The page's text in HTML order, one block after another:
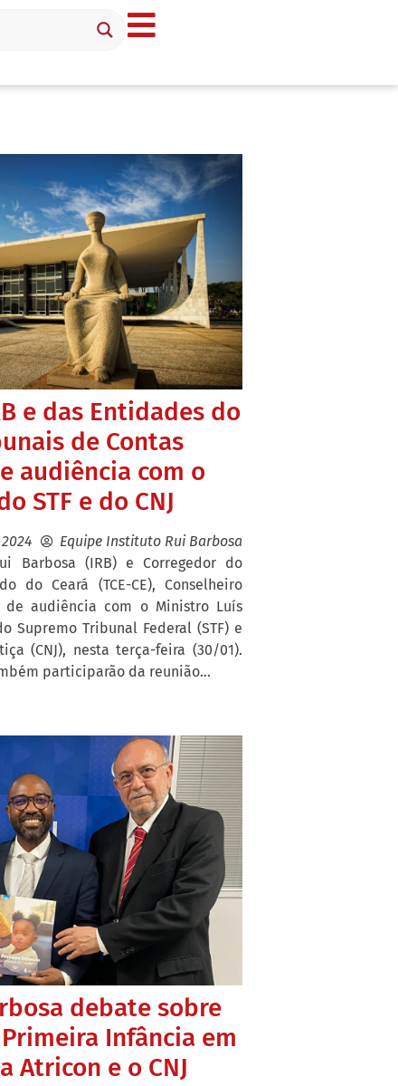
e das Entidades do
de Contas
audiência com o
STF e do CNJ
Equipe Instituto Rui Barbosa
Barbosa (IRB) e Corregedor do
do Ceará (TCE-CE), Conselheiro
audiência com o Ministro Luís
Supremo Tribunal Federal (STF) e
(CNJ), nesta terça-feira (30/01).
participarão da reunião...
debate sobre
Infância em
Atricon e o CNJ